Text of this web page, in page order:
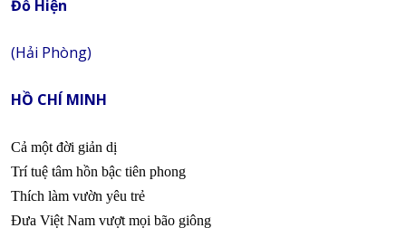
Đỗ Hiện
(Hải Phòng)
HỒ CHÍ MINH
Cả một đời giản dị
Trí tuệ tâm hồn bậc tiên phong
Thích làm vườn yêu trẻ
Đưa Việt Nam vượt mọi bão giông